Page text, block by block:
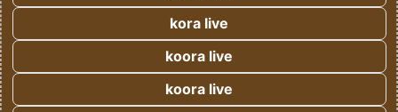
kora live
koora live
koora live